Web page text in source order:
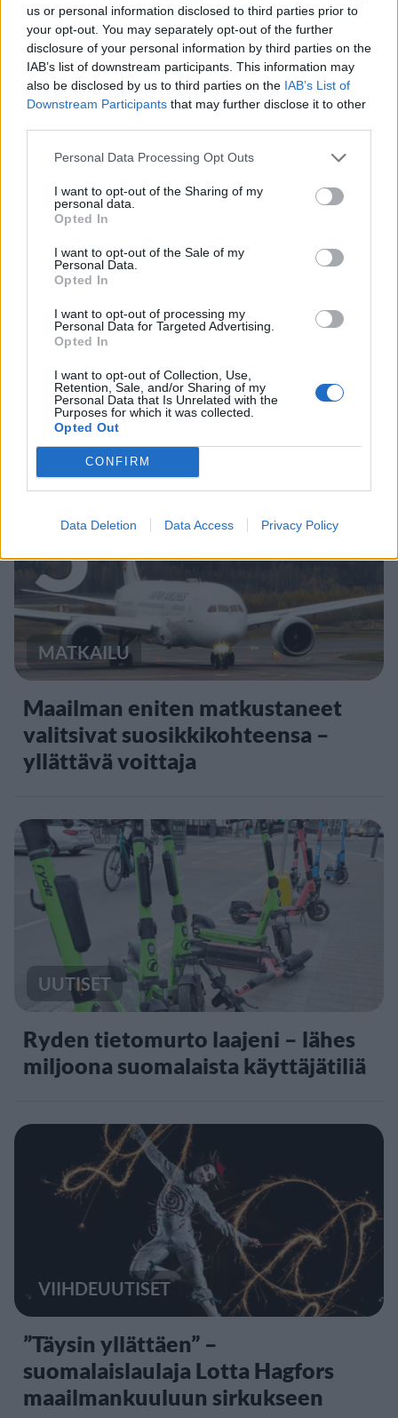
us or personal information disclosed to third parties prior to
your opt-out. You may separately opt-out of the further
disclosure of your personal information by third parties on the
IAB’s list of downstream participants. This information may
also be disclosed by us to third parties on the IAB’s List of
Downstream Participants that may further disclose it to other
Personal Data Processing Opt Outs
I want to opt-out of the Sharing of my
personal data.
Opted In
I want to opt-out of the Sale of my
Personal Data.
Opted In
I want to opt-out of processing my
Personal Data for Targeted Advertising.
Opted In
I want to opt-out of Collection, Use,
Retention, Sale, and/or Sharing of my
Personal Data that Is Unrelated with the
Purposes for which it was collected.
Opted Out
CONFIRM
Data Deletion Data Access Privacy Policy
UUTISET
Kela voi leikata tukia
ulkomaanmatkan vuoksi
4
VIIHDEUUTISET
Suolikaasun tuoksu levisi Spider-
Man -näytöksessä – yleisö poistui
paikalta
5
MATKAILU
Maailman eniten matkustaneet
valitsivat suosikkikohteensa –
yllättävä voittaja
UUTISET
Ryden tietomurto laajeni – lähes
miljoona suomalaista käyttäjätiliä
VIIHDEUUTISET
”Täysin yllättäen” –
suomalaislaulaja Lotta Hagfors
maailmankuuluun sirkukseen